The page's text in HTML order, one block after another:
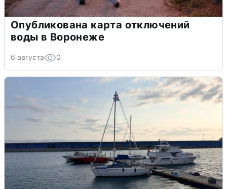
Опубликована карта отключений
воды в Воронеже
6 августа 0